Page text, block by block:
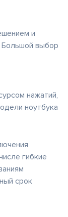
и
Большой выбор
нажатий,
ноутбука
гибкие
срок